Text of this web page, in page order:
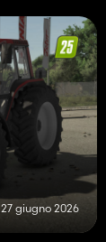
27 giugno 2026